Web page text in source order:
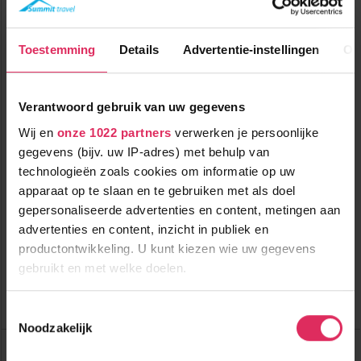
Toestemming Details Advertentie-instellingen
Verantwoord gebruik van uw gegevens
Wij en onze 1022 partners verwerken je persoonlijke
gegevens (bijv. uw IP-adres) met behulp van
technologieën zoals cookies om informatie op uw
apparaat op te slaan en te gebruiken met als doel
gepersonaliseerde advertenties en content, metingen aan
advertenties en content, inzicht in publiek en
productontwikkeling. U kunt kiezen wie uw gegevens
gebruikt en met welke doelen.
Informatie verzamelen over uw geografische
Noodzakelijk
Traditoneel chalet met sauna én hot-tub op de piste in
1339 p.p.
( januari )
500m tot skilift
0m tot piste
logies